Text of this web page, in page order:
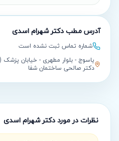
آدرس مطبدکتر شهرام اسدی
شماره تماس ثبت نشده است
یاسوج - بلوار مطهری - خیابان
دکتر صالحی ساختمان شفا
نظرات در مورددکتر شهرام اسدی